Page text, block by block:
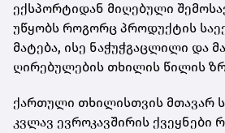
ექსპორტიდან მიღებული
უწყობს როგორც პროდუქტის
მატება, ისე ნაჭუჭგაცლილი და
ღირებულების თხილის წილის
ქართული თხილისთვის მთავარ
კვლავ ევროკავშირის ქვეყნები